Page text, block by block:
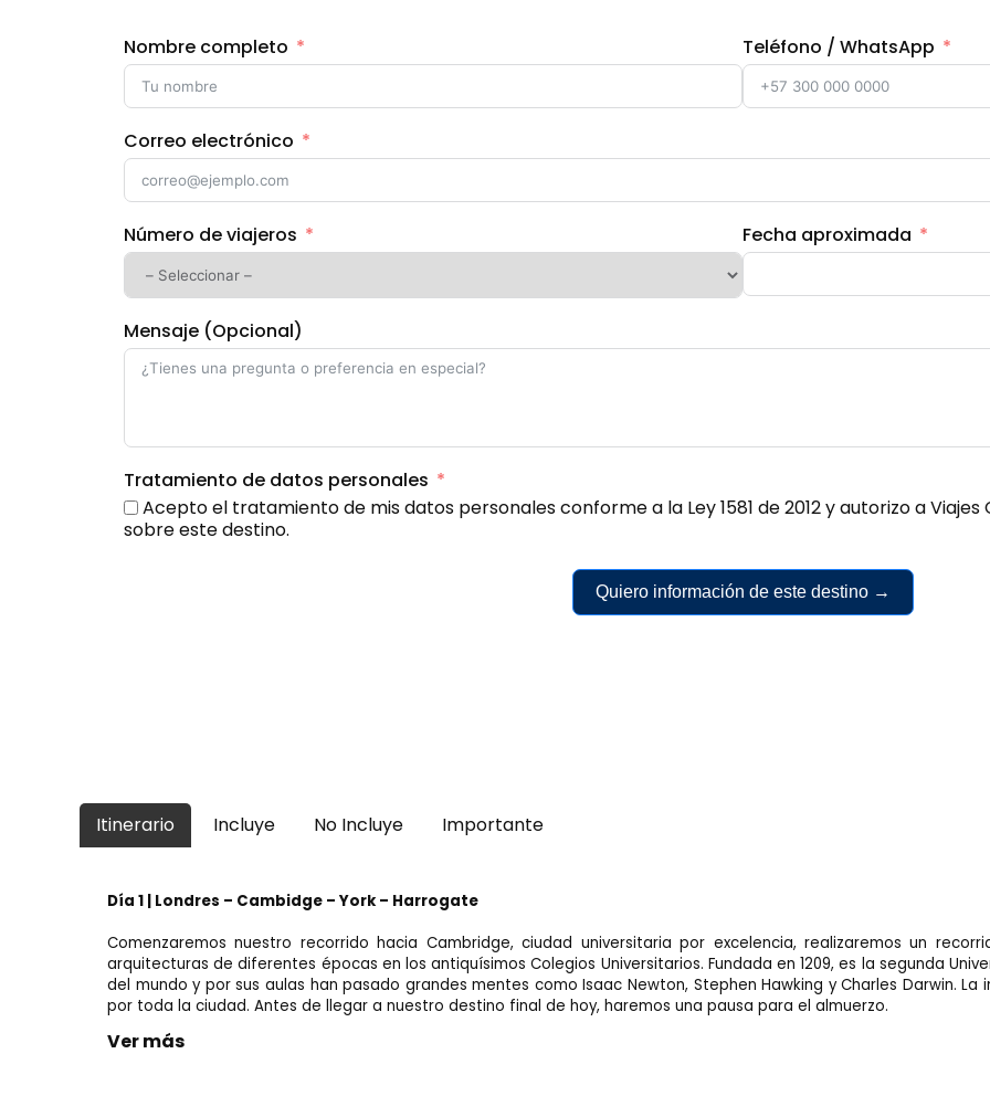
Nombre completo Teléfono / WhatsApp
Correo electrónico
Número de viajeros Fecha aproximada
Mensaje (Opcional)
Tratamiento de datos personales
Acepto el tratamiento de mis datos personales conforme a la Ley 1581 de 2012 y autorizo a
sobre este destino.
Quiero información de este destino →
Itinerario Incluye No Incluye Importante
Día 1 | Londres – Cambidge – York – Harrogate
Comenzaremos nuestro recorrido hacia Cambridge, ciudad universitaria por excelencia, realizaremos un
arquitecturas de diferentes épocas en los antiquísimos Colegios Universitarios. Fundada en 1209, es la segunda
del mundo y por sus aulas han pasado grandes mentes como Isaac Newton, Stephen Hawking y Charles Darwin.
por toda la ciudad. Antes de llegar a nuestro destino final de hoy, haremos una pausa para el almuerzo.
Ver más